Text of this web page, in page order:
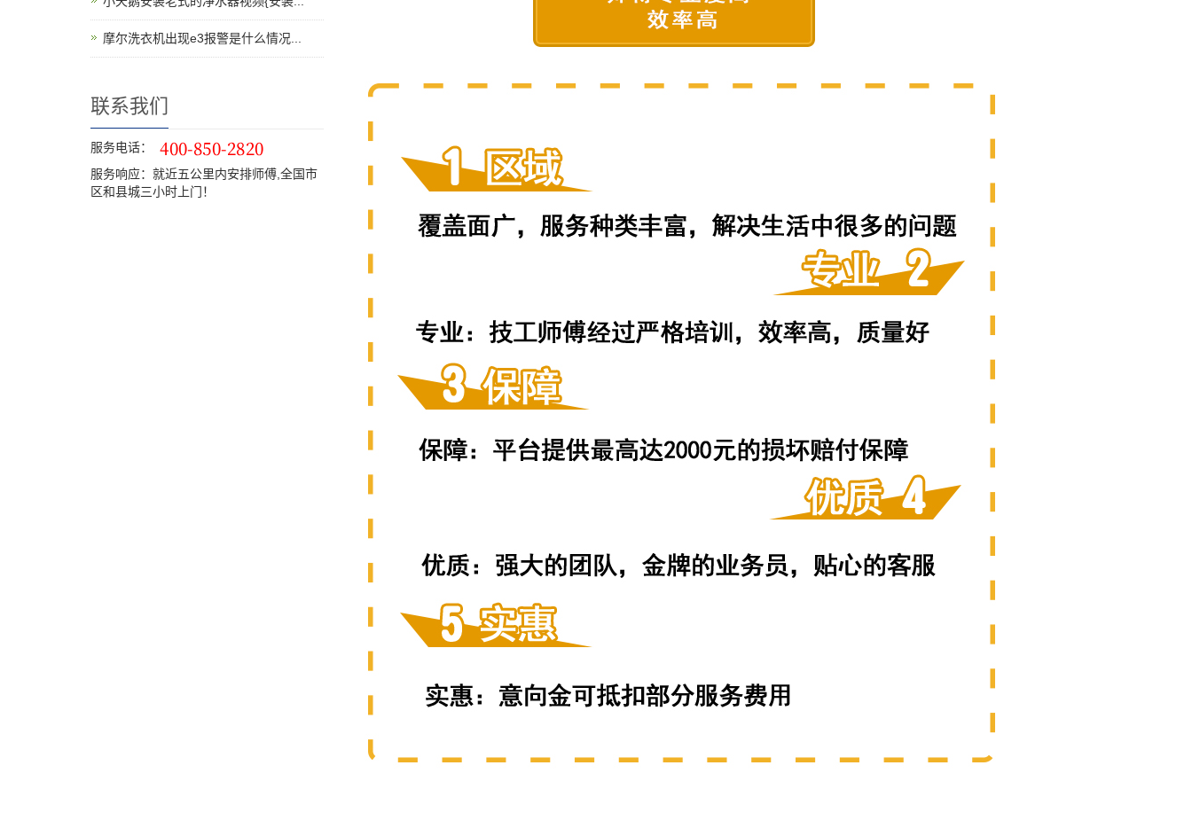
摩尔洗衣机出现e3报警是什么情况...
联系我们
服务电话：
服务响应：就近五公里内安排师傅,全国市
区和县城三小时上门！